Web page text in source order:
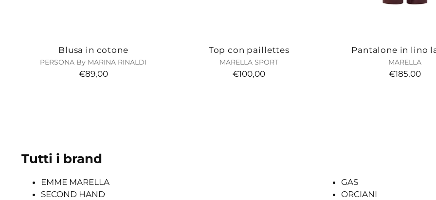
Blusa in cotone
PERSONA By MARINA RINALDI
€89,00
Top con paillettes
MARELLA SPORT
€100,00
Pantalone in lino
MARELLA
€185,00
Tutti i brand
EMME MARELLA
SECOND HAND
GAS
ORCIANI